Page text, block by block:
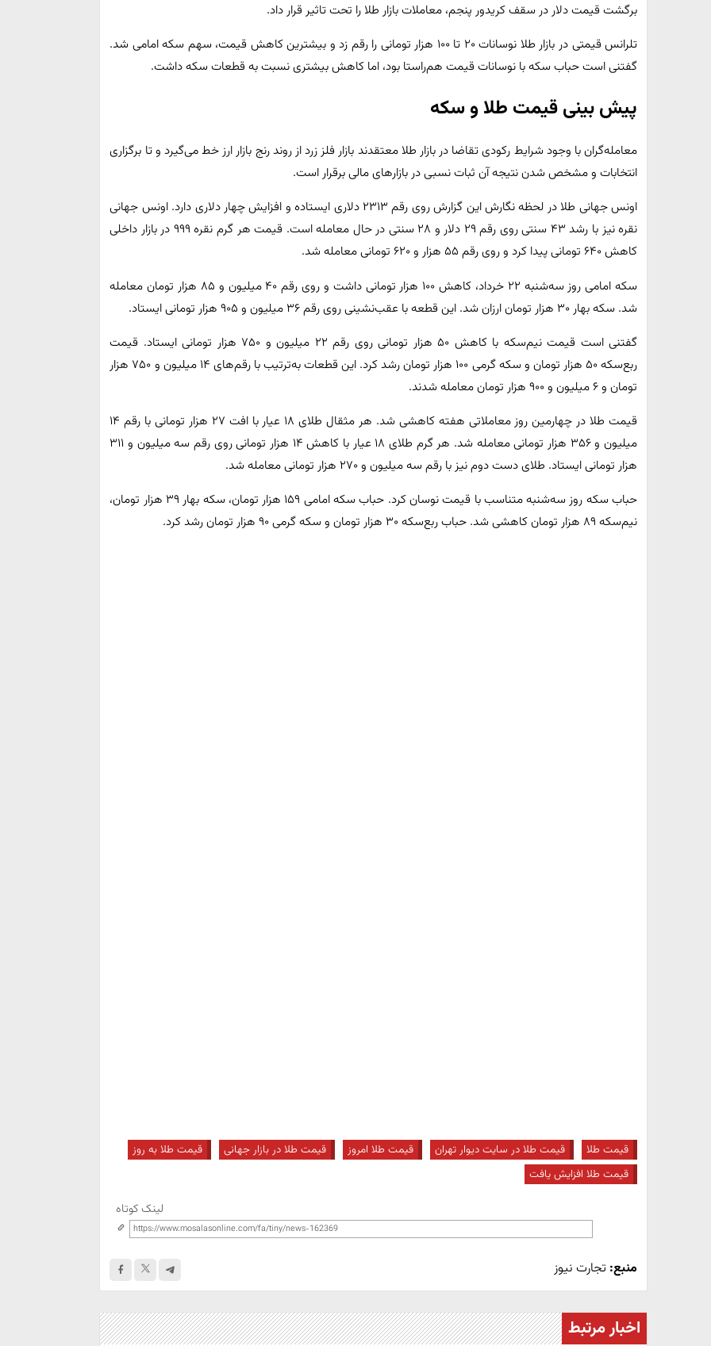
برگشت قیمت دلار در سقف کریدور پنجم، معاملات بازار طلا را تحت تاثیر قرار داد.
تلرانس قیمتی در بازار طلا نوسانات ۲۰ تا ۱۰۰ هزار تومانی را رقم زد و بیشترین کاهش قیمت، سهم سکه امامی شد.
گفتنی است حباب سکه با نوسانات قیمت هم‌راستا بود، اما کاهش بیشتری نسبت به قطعات سکه داشت.
پیش بینی قیمت طلا و سکه
معامله‌گران با وجود شرایط رکودی تقاضا در بازار طلا معتقدند بازار فلز زرد از روند رنج بازار ارز خط می‌گیرد و تا برگزاری
انتخابات و مشخص شدن نتیجه آن ثبات نسبی در بازارهای مالی برقرار است.
اونس جهانی طلا در لحظه نگارش این گزارش روی رقم ۲۳۱۳ دلاری ایستاده و افزایش چهار دلاری دارد. اونس جهانی
نقره نیز با رشد ۴۳ سنتی روی رقم ۲۹ دلار و ۲۸ سنتی در حال معامله است. قیمت هر گرم نقره ۹۹۹ در بازار داخلی
کاهش ۶۴۰ تومانی پیدا کرد و روی رقم ۵۵ هزار و ۶۲۰ تومانی معامله شد.
سکه امامی روز سه‌شنبه ۲۲ خرداد، کاهش ۱۰۰ هزار تومانی داشت و روی رقم ۴۰ میلیون و ۸۵ هزار تومان معامله
شد. سکه‌ بهار ۳۰ هزار تومان ارزان شد. این قطعه با عقب‌نشینی روی رقم ۳۶ میلیون و ۹۰۵ هزار تومانی ایستاد.
گفتنی است قیمت نیم‌‌‌سکه با کاهش ۵۰ هزار تومانی روی رقم ۲۲ میلیون و ۷۵۰ هزار تومانی ایستاد. قیمت
ربع‌سکه ۵۰ هزار تومان و سکه گرمی ۱۰۰ هزار تومان رشد کرد. این قطعات به‌ترتیب با رقم‌های ۱۴ میلیون و ۷۵۰ هزار
تومان و ۶ میلیون و ۹۰۰ هزار تومان معامله شدند.
قیمت طلا در چهارمین روز معاملاتی هفته کاهشی شد. هر مثقال طلای ۱۸ عیار با افت ۲۷ هزار تومانی با رقم ۱۴
میلیون و ۳۵۶ هزار تومانی معامله شد. هر گرم طلای ۱۸ عیار با کاهش ۱۴ هزار تومانی روی رقم سه میلیون و ۳۱۱
هزار تومانی ایستاد. طلای دست دوم نیز با رقم سه میلیون و ۲۷۰ هزار تومانی معامله شد.
حباب سکه روز سه‌شنبه متناسب با قیمت نوسان کرد. حباب سکه امامی ۱۵۹ هزار تومان، سکه بهار ۳۹ هزار تومان،
نیم‌سکه ۸۹ هزار تومان کاهشی شد. حباب ربع‌سکه ۳۰ هزار تومان و سکه گرمی ۹۰ هزار تومان رشد کرد.
قیمت طلا قیمت طلا در سایت دیوار تهران قیمت طلا امروز قیمت طلا در بازار جهانی
قیمت طلا به روز
قیمت طلا افزایش یافت
لینک کوتاه
منبع: تجارت نیوز
اخبار مرتبط